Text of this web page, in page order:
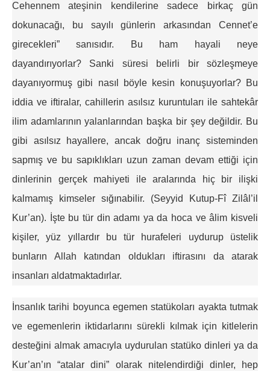
Cehennem ateşinin kendilerine sadece birkaç gün
dokunacağı, bu sayılı günlerin arkasından Cennet’e
girecekleri” sanısıdır. Bu ham hayali neye
dayandırıyorlar? Sanki süresi belirli bir sözleşmeye
dayanıyormuş gibi nasıl böyle kesin konuşuyorlar? Bu
iddia ve iftiralar, cahillerin asılsız kuruntuları ile sahtekâr
ilim adamlarının yalanlarından başka bir şey değildir. Bu
gibi asılsız hayallere, ancak doğru inanç sisteminden
sapmış ve bu sapıklıkları uzun zaman devam ettiği için
dinlerinin gerçek mahiyeti ile aralarında hiç bir ilişki
kalmamış kimseler sığınabilir. (Seyyid Kutup-Fî Zilâl’il
Kur’an). İşte bu tür din adamı ya da hoca ve âlim kisveli
kişiler, yüz yıllardır bu tür hurafeleri uydurup üstelik
bunların Allah katından oldukları iftirasını da atarak
insanları aldatmaktadırlar.
İnsanlık tarihi boyunca egemen statükoları ayakta tutmak
ve egemenlerin iktidarlarını sürekli kılmak için kitlelerin
desteğini almak amacıyla uydurulan statüko dinleri ya da
Kur’an’ın “atalar dini” olarak nitelendirdiği dinler, hep